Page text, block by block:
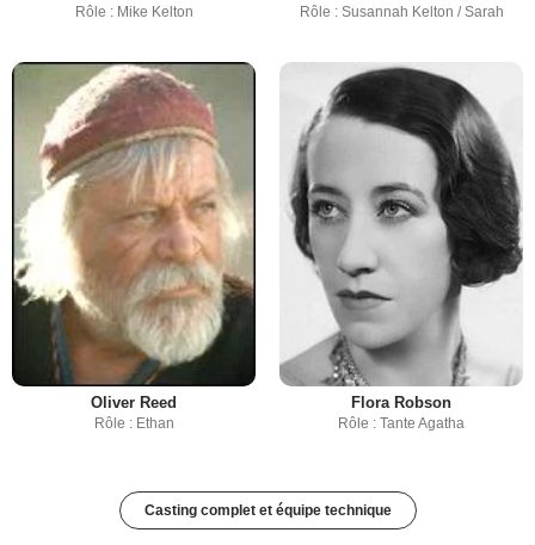
Rôle : Mike Kelton Rôle : Susannah Kelton / Sarah
Oliver Reed
Rôle : Ethan
Flora Robson
Rôle : Tante Agatha
Casting complet et équipe technique